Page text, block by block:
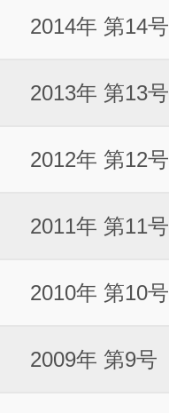
2014年 第14号
2013年 第13号
2012年 第12号
2011年 第11号
2010年 第10号
2009年 第9号